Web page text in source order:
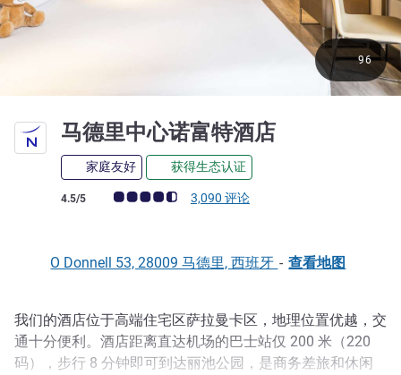
马德里中心诺富特酒店
家庭友好 获得生态认证
客户意见评级 (ALL 评级)
4.5/5 3,090 评论
96
O Donnell 53, 28009 马德里, 西班牙 - 查看地图
描述
我们的酒店位于高端住宅区萨拉曼卡区，地理位置优越，交
通十分便利。酒店距离直达机场的巴士站仅 200 米（220
码），步行 8 分钟即可到达丽池公园，是商务差旅和休闲